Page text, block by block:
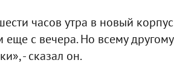
часов утра в новый корпус
с вечера. Но всему другому
- сказал он.